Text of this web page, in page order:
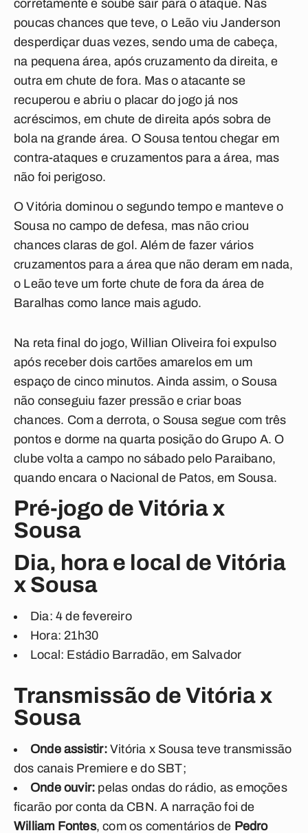
corretamente e soube sair para o ataque. Nas
poucas chances que teve, o Leão viu Janderson
desperdiçar duas vezes, sendo uma de cabeça,
na pequena área, após cruzamento da direita, e
outra em chute de fora. Mas o atacante se
recuperou e abriu o placar do jogo já nos
acréscimos, em chute de direita após sobra de
bola na grande área. O Sousa tentou chegar em
contra-ataques e cruzamentos para a área, mas
não foi perigoso.
O Vitória dominou o segundo tempo e manteve o
Sousa no campo de defesa, mas não criou
chances claras de gol. Além de fazer vários
cruzamentos para a área que não deram em nada,
o Leão teve um forte chute de fora da área de
Baralhas como lance mais agudo.
Na reta final do jogo, Willian Oliveira foi expulso
após receber dois cartões amarelos em um
espaço de cinco minutos. Ainda assim, o Sousa
não conseguiu fazer pressão e criar boas
chances. Com a derrota, o Sousa segue com três
pontos e dorme na quarta posição do Grupo A. O
clube volta a campo no sábado pelo Paraibano,
quando encara o Nacional de Patos, em Sousa.
Pré-jogo de Vitória x
Sousa
Dia, hora e local de Vitória
x Sousa
Dia: 4 de fevereiro
Hora: 21h30
Local: Estádio Barradão, em Salvador
Transmissão de Vitória x
Sousa
Onde assistir:Vitória x Sousa teve transmissão
dos canais Premiere e do SBT;
Onde ouvir: pelas ondas do rádio, as emoções
ficarão por conta da CBN. A narração foi de
William Fontes, com os comentários de Pedro